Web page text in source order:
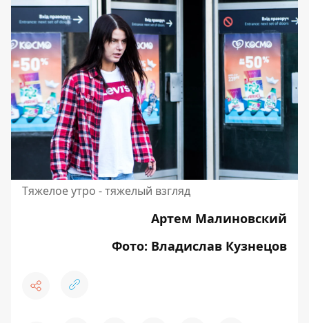
Тяжелое утро - тяжелый взгляд
Артем Малиновский
Фото: Владислав Кузнецов